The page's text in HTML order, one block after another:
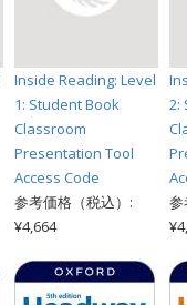
Inside Reading: Level
1: Student Book
Classroom
Presentation Tool
Access Code
参考価格（税込）:
¥4,664
2:
参